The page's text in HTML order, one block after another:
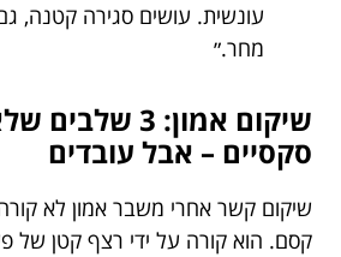
עונשית. עושים סגירה קטנה,
מחר.״
שיקום אמון: 3
סקסיים – אבל עובדים
שיקום קשר אחרי משבר אמון לא
קסם. הוא קורה על ידי רצף קטן של